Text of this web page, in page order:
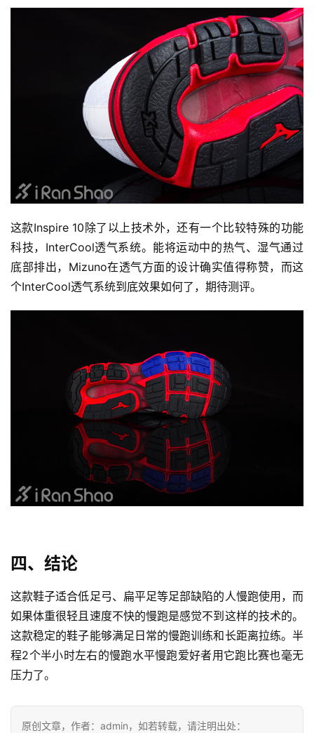
这款Inspire 10除了以上技术外，还有一个比较特殊的功能
科技，InterCool透气系统。能将运动中的热气、湿气通过
底部排出，Mizuno在透气方面的设计确实值得称赞，而这
个InterCool透气系统到底效果如何了，期待测评。
四、结论
这款鞋子适合低足弓、扁平足等足部缺陷的人慢跑使用，而
如果体重很轻且速度不快的慢跑是感觉不到这样的技术的。
这款稳定的鞋子能够满足日常的慢跑训练和长距离拉练。半
程2个半小时左右的慢跑水平慢跑爱好者用它跑比赛也毫无
压力了。
原创文章，作者：admin，如若转载，请注明出处：